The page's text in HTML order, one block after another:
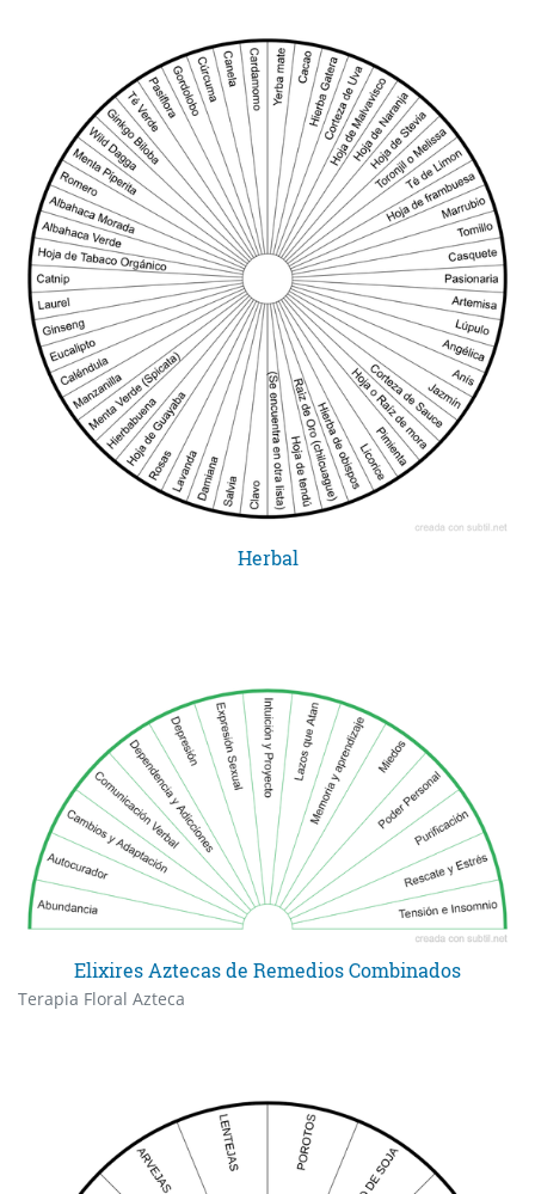
Herbal
Elixires Aztecas de Remedios Combinados
Terapia Floral Azteca